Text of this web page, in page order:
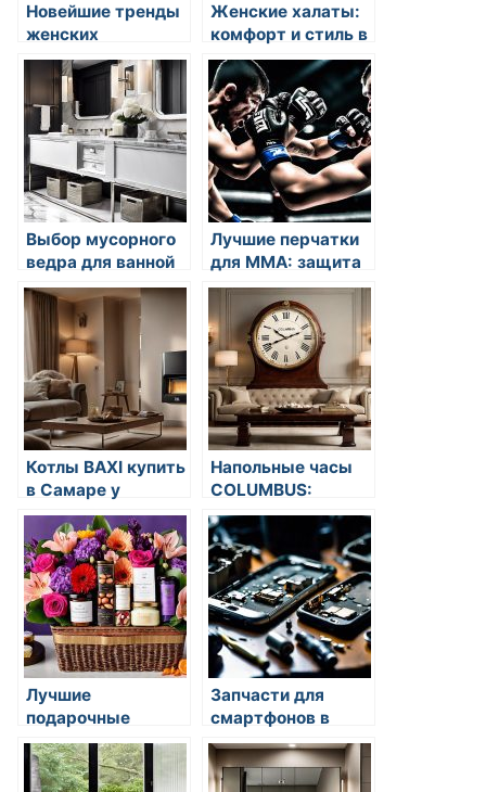
Новейшие тренды
женских
сарафанов:
идеальный стиль
для стильной
женщины
Женские халаты:
комфорт и стиль в
одном
Выбор мусорного
ведра для ванной
комнаты — стиль,
функциональность
и комфорт
Лучшие перчатки
для ММА: защита
и комфорт
Котлы BAXI купить
в Самаре у
официального
дилера
Напольные часы
COLUMBUS:
искусство
измерения
времени
Лучшие
подарочные
корзины на 8
марта с доставкой
по Москве
Запчасти для
смартфонов в
магазине
VibroPlus:
качество и